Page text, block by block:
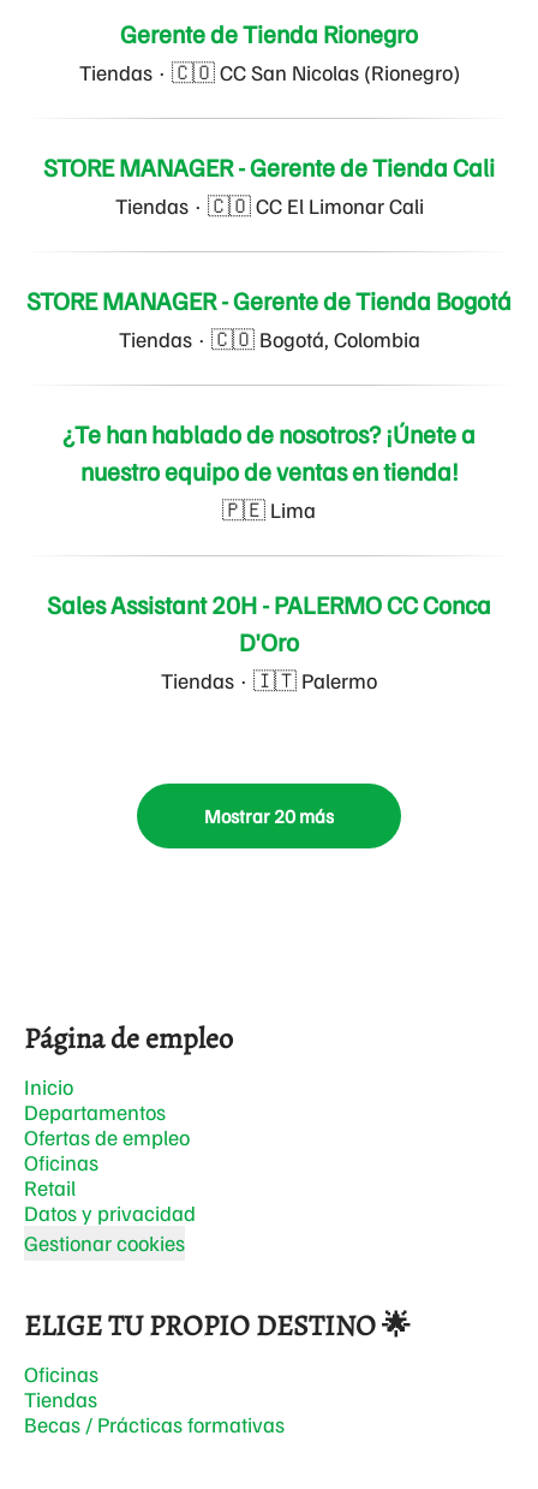
Gerente de Tienda Rionegro
Tiendas · 🇨🇴 CC San Nicolas (Rionegro)
STORE MANAGER - Gerente de Tienda Cali
Tiendas · 🇨🇴 CC El Limonar Cali
STORE MANAGER - Gerente de Tienda Bogotá
Tiendas · 🇨🇴 Bogotá, Colombia
¿Te han hablado de nosotros? ¡Únete a
nuestro equipo de ventas en tienda!
🇵🇪 Lima
Sales Assistant 20H - PALERMO CC Conca
D'Oro
Tiendas · 🇮🇹 Palermo
Mostrar 20 más
Página de empleo
Inicio
Departamentos
Ofertas de empleo
Oficinas
Retail
Datos y privacidad
Gestionar cookies
ELIGE TU PROPIO DESTINO 🌟
Oficinas
Tiendas
Becas / Prácticas formativas